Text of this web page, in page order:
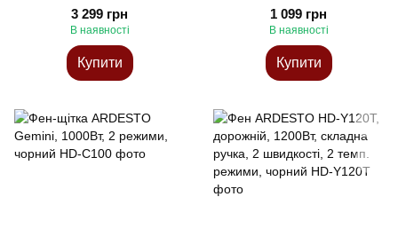
темп.режими, іонизація, сірий
3 299 грн
В наявності
Купити
швидкості, 2 темп. режими,
LED-дисплей, функція іонізації
1 099 грн
В наявності
Купити